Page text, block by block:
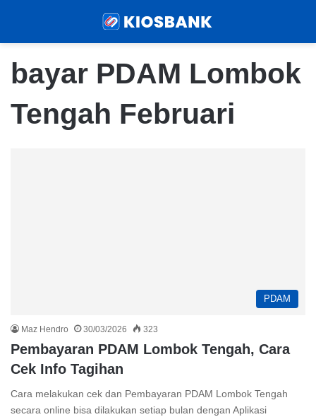
bayar PDAM Lombok
Tengah Februari
PDAM
Maz Hendro 30/03/2026 323
Pembayaran PDAM Lombok Tengah, Cara
Cek Info Tagihan
Cara melakukan cek dan Pembayaran PDAM Lombok Tengah
secara online bisa dilakukan setiap bulan dengan Aplikasi